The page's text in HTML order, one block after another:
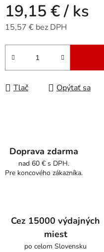
19,15 €/ ks
15,57 € bez DPH
Jednotková cena:
Tlač Opýtať sa
Doprava zdarma
nad 60 € s DPH.
Pre koncového zákazníka.
Cez 15000 výdajných
miest
po celom Slovensku